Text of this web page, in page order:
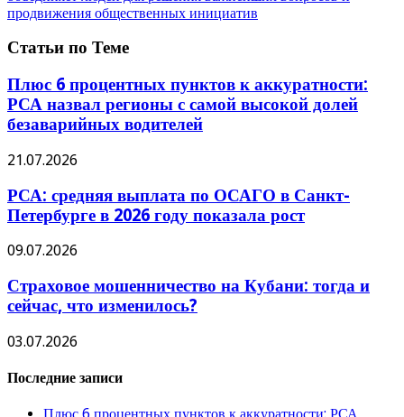
продвижения общественных инициатив
Статьи по Теме
Плюс 6 процентных пунктов к аккуратности:
РСА назвал регионы с самой высокой долей
безаварийных водителей
21.07.2026
РСА: средняя выплата по ОСАГО в Санкт-
Петербурге в 2026 году показала рост
09.07.2026
Страховое мошенничество на Кубани: тогда и
сейчас, что изменилось?
03.07.2026
Последние записи